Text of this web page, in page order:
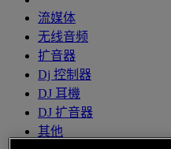
流媒体
无线音频
扩音器
Dj 控制器
DJ 耳機
DJ 扩音器
其他